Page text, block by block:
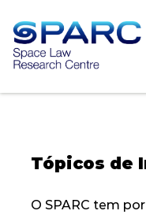
Tópicos de
O SPARC tem